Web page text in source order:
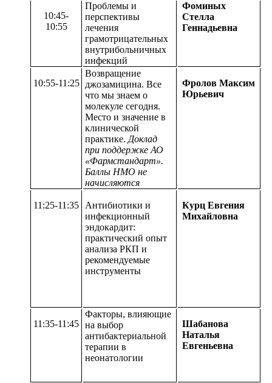
10:45-
10:55
Проблемы и
перспективы
лечения
грамотрицательных
внутрибольничных
инфекций
Фоминых
Стелла
Геннадьевна
10:55-11:25
Возвращение
джозамицина. Все
что мы знаем о
молекуле сегодня.
Место и значение в
клинической
практике. Доклад
при поддержке АО
«Фармстандарт».
Баллы НМО не
начисляются
Фролов Максим
Юрьевич
11:25-11:35
Антибиотики и
инфекционный
эндокардит:
практический опыт
анализа РКП и
рекомендуемые
инструменты
Курц Евгения
Михайловна
11:35-11:45
Факторы, влияющие
на выбор
антибактериальной
терапии в
неонатологии
Шабанова
Наталья
Евгеньевна